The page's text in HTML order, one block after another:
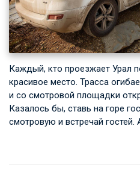
Каждый, кто проезжает Урал
красивое место. Трасса
и со смотровой площадки
Казалось бы, ставь на горе
смотровую и встречай гостей.